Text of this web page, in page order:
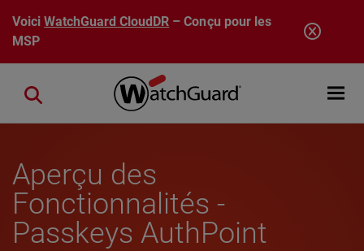
Aller au contenu principal
VoiciWatchGuard CloudDR – Conçu pour les
MSP
Open
Close search
Aperçu des
Fonctionnalités -
Passkeys AuthPoint